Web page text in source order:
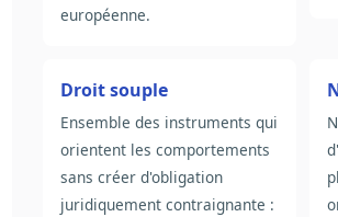
européenne.
Droit souple
Ensemble des instruments qui
orientent les comportements
sans créer d'obligation
juridiquement contraignante :